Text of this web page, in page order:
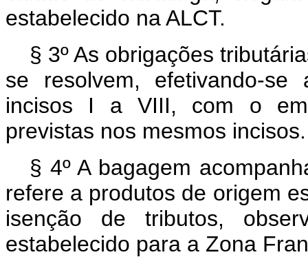
estabelecido na ALCT.
§ 3º As obrigações
se resolvem, efetivando-
incisos I a VIII, com o
previstas nos mesmos incisos.
§ 4º A bagagem
refere a produtos de origem
isenção de tributos,
estabelecido para a Zona